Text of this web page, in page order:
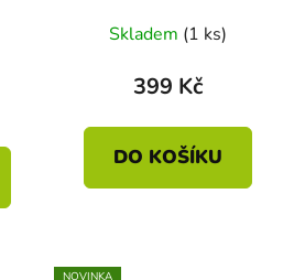
porcelánka Loučky
Skladem (1 ks)
399 Kč
DO KOŠÍKU
NOVINKA